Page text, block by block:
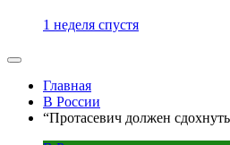
1 неделя спустя
Главная
В России
“Протасевич должен